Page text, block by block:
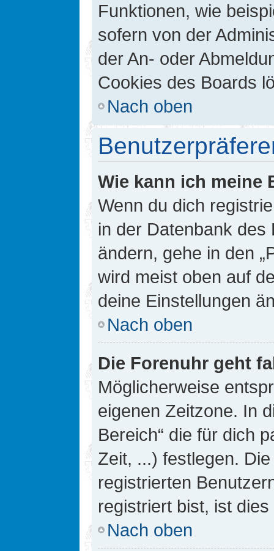
Funktionen, wie
sofern von der
der An- oder
Cookies des Boards
Nach oben
Wie kann ich meine
Wenn du dich
in der Datenbank
ändern, gehe in den
wird meist oben auf
deine Einstellungen
Nach oben
Die Forenuhr geht
Möglicherweise
eigenen Zeitzone. In
Bereich“ die für dich
Zeit, ...) festlegen.
registrierten
registriert bist, ist
Nach oben